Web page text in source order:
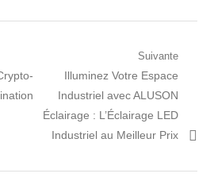
Suivante
Prochain
article:
Illuminez Votre Espace
Industriel avec ALUSON
Éclairage : L’Éclairage LED
Industriel au Meilleur Prix